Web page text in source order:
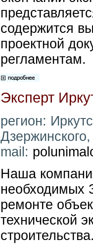
содержится
проектной
регламентам.
Эксперт
регион:
mail:
Наша
необходимых
ремонте
технической